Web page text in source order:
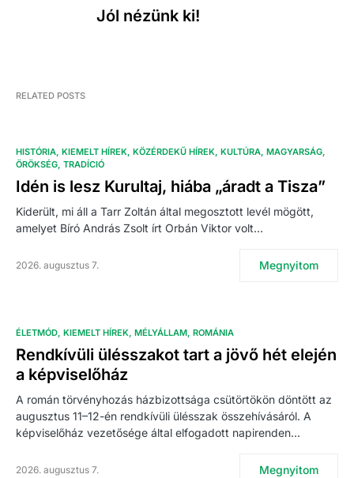
Jól nézünk ki!
RELATED POSTS
HISTÓRIA KIEMELT HÍREK KÖZÉRDEKŰ HÍREK KULTÚRA MAGYARSÁG
ÖRÖKSÉG TRADÍCIÓ
Idén is lesz Kurultaj, hiába „áradt a Tisza”
Kiderült, mi áll a Tarr Zoltán által megosztott levél mögött,
amelyet Bíró András Zsolt írt Orbán Viktor volt…
2026. augusztus 7. Megnyitom
ÉLETMÓD KIEMELT HÍREK MÉLYÁLLAM ROMÁNIA
Rendkívüli ülésszakot tart a jövő hét elején
a képviselőház
A román törvényhozás házbizottsága csütörtökön döntött az
augusztus 11–12-én rendkívüli ülésszak összehívásáról. A
képviselőház vezetősége által elfogadott napirenden…
2026. augusztus 7. Megnyitom